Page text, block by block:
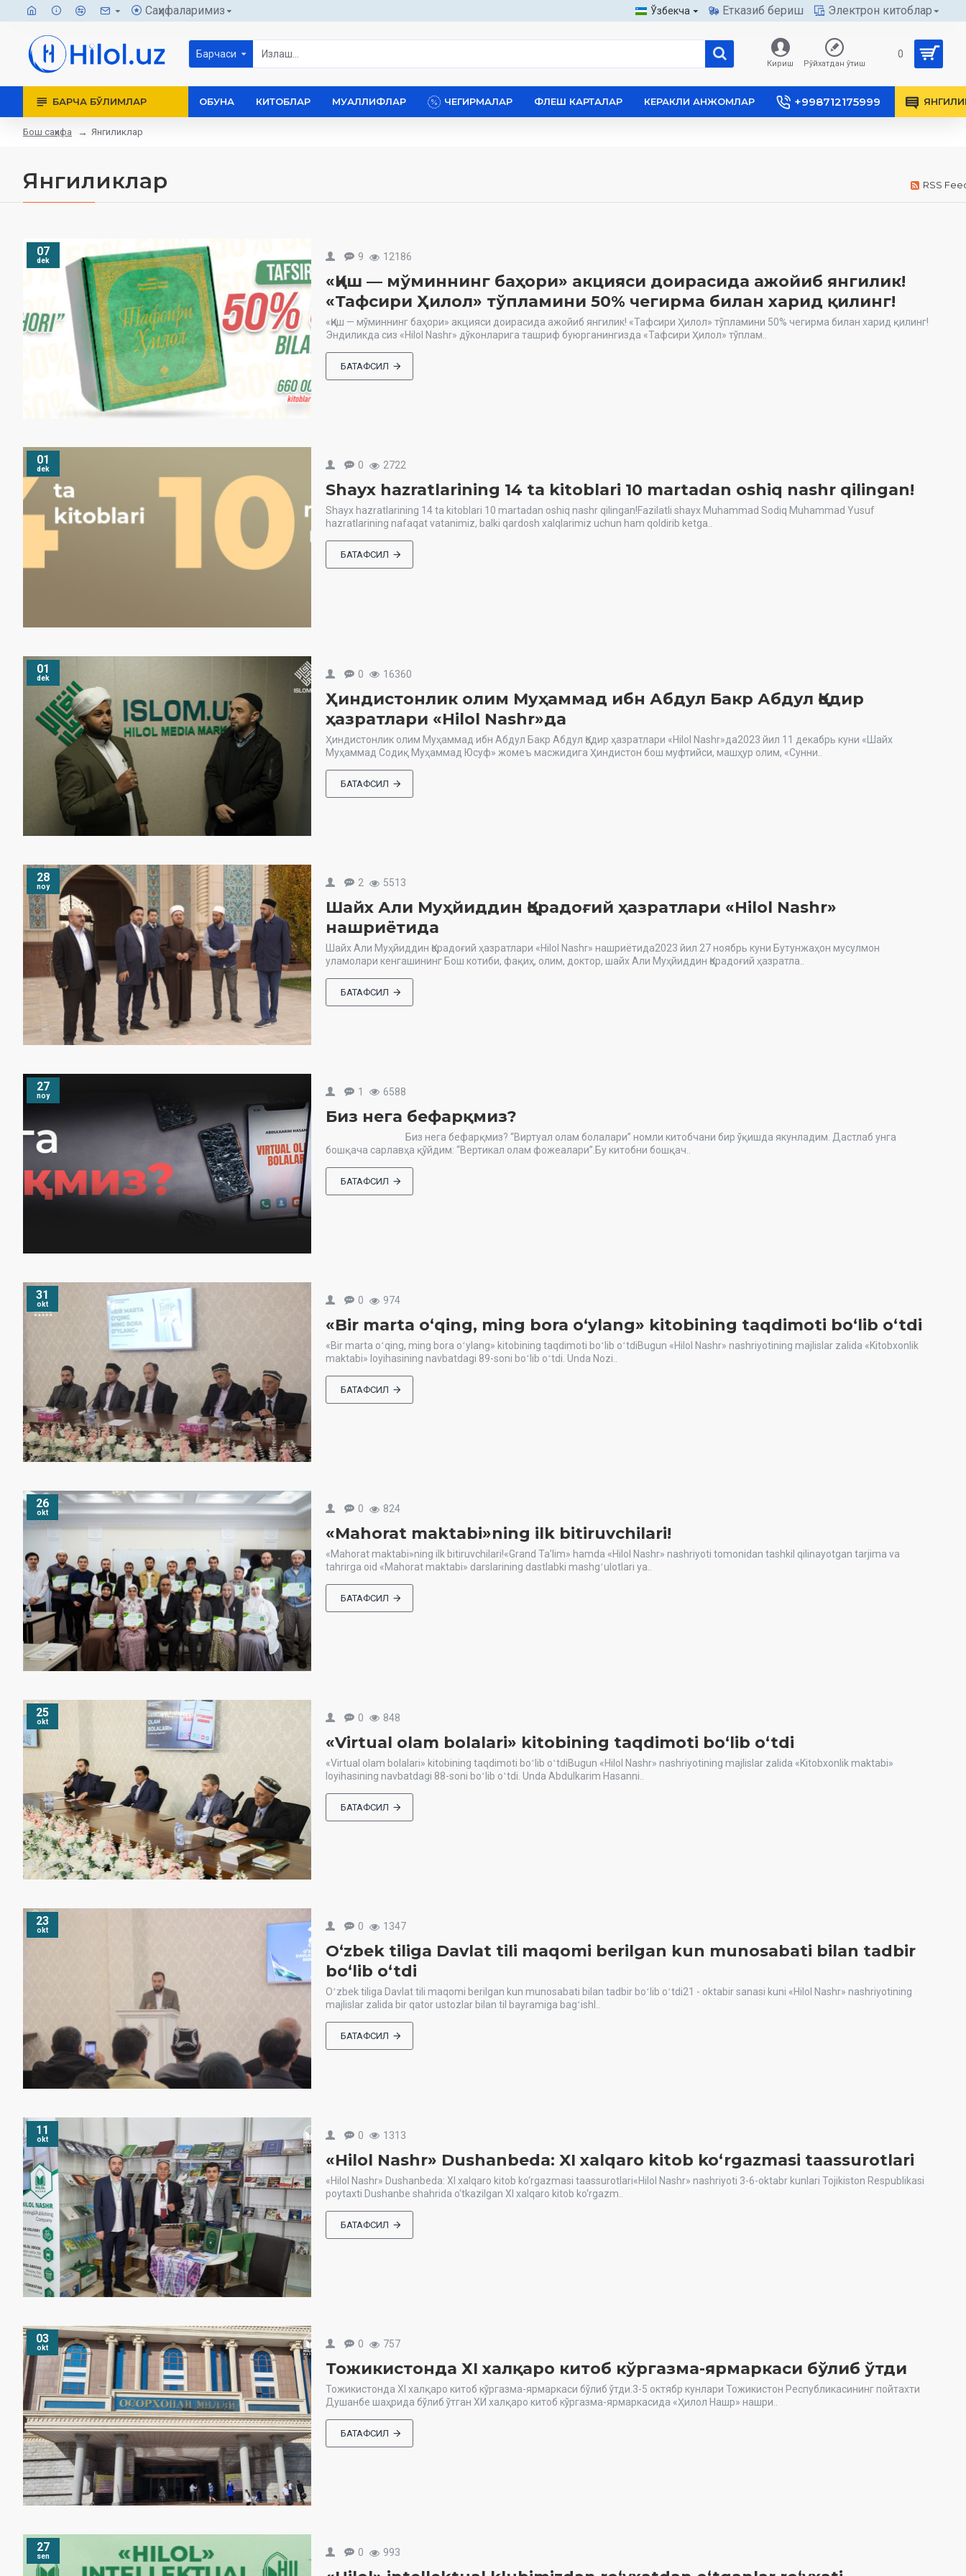
Саҳифаларимиз Ўзбекча Етказиб бериш Электрон китоблар
Барчаси
Кириш Рўйхатдан ўтиш
0
БАРЧА БЎЛИМЛАР ОБУНА КИТОБЛАР МУАЛЛИФЛАР ЧЕГИРМАЛАР ФЛЕШ КАРТАЛАР КЕРАКЛИ АНЖОМЛАР +998712175999
Бош саҳифа Янгиликлар
Янгиликлар RSS
07
dek 9 12186
«Қиш — мўминнинг баҳори» акцияси доирасида ажойиб янгилик!
«Тафсири Ҳилол» тўпламини 50% чегирма билан харид қилинг!
«Қиш — мўминнинг баҳори» акцияси доирасида ажойиб янгилик! «Тафсири Ҳилол» тўпламини 50% чегирма билан харид қилинг!
Эндиликда сиз «Hilol Nashr» дўконларига ташриф буюрганингизда «Тафсири Ҳилол» тўплам..
БАТАФСИЛ
01
dek 0 2722
Shayx hazratlarining 14 ta kitoblari 10 martadan oshiq nashr qilingan!
Shayx hazratlarining 14 ta kitoblari 10 martadan oshiq nashr qilingan!Fazilatli shayx Muhammad Sodiq Muhammad Yusuf
hazratlarining nafaqat vatanimiz, balki qardosh xalqlarimiz uchun ham qoldirib ketga..
БАТАФСИЛ
01
dek 0 16360
Ҳиндистонлик олим Муҳаммад ибн Абдул Бакр Абдул Қодир
ҳазратлари «Hilol Nashr»да
Ҳиндистонлик олим Муҳаммад ибн Абдул Бакр Абдул Қодир ҳазратлари «Hilol Nashr»да2023 йил 11 декабрь куни «Шайх
Муҳаммад Содиқ Муҳаммад Юсуф» жомеъ масжидига Ҳиндистон бош муфтийси, машҳур олим, «Сунни..
БАТАФСИЛ
28
noy 2 5513
Шайх Али Муҳйиддин Қорадоғий ҳазратлари «Hilol Nashr»
нашриётида
Шайх Али Муҳйиддин Қорадоғий ҳазратлари «Hilol Nashr» нашриётида2023 йил 27 ноябрь куни Бутунжаҳон мусулмон
уламолари кенгашининг Бош котиби, фақиҳ, олим, доктор, шайх Али Муҳйиддин Қорадоғий ҳазратла..
БАТАФСИЛ
27
noy 1 6588
Биз нега бефарқмиз?
Биз нега бефарқмиз? “Виртуал олам болалари” номли китобчани бир ўқишда якунладим. Дастлаб унга
бошқача сарлавҳа қўйдим: “Вертикал олам фожеалари”.Бу китобни бошқач..
БАТАФСИЛ
31
okt 0 974
«Bir marta oʻqing, ming bora oʻylang» kitobining taqdimoti boʻlib oʻtdi
«Bir marta oʻqing, ming bora oʻylang» kitobining taqdimoti boʻlib oʻtdiBugun «Hilol Nashr» nashriyotining majlislar zalida «Kitobxonlik
maktabi» loyihasining navbatdagi 89-soni boʻlib oʻtdi. Unda Nozi..
БАТАФСИЛ
26
okt 0 824
«Mahorat maktabi»ning ilk bitiruvchilari!
«Mahorat maktabi»ning ilk bitiruvchilari!«Grand Taʼlim» hamda «Hilol Nashr» nashriyoti tomonidan tashkil qilinayotgan tarjima va
tahrirga oid «Mahorat maktabi» darslarining dastlabki mashgʻulotlari ya..
БАТАФСИЛ
25
okt 0 848
«Virtual olam bolalari» kitobining taqdimoti boʻlib oʻtdi
«Virtual olam bolalari» kitobining taqdimoti boʻlib oʻtdiBugun «Hilol Nashr» nashriyotining majlislar zalida «Kitobxonlik maktabi»
loyihasining navbatdagi 88-soni boʻlib oʻtdi. Unda Abdulkarim Hasanni..
БАТАФСИЛ
23
okt 0 1347
Oʻzbek tiliga Davlat tili maqomi berilgan kun munosabati bilan tadbir
boʻlib oʻtdi
Oʻzbek tiliga Davlat tili maqomi berilgan kun munosabati bilan tadbir boʻlib oʻtdi21 - oktabir sanasi kuni «Hilol Nashr» nashriyotining
majlislar zalida bir qator ustozlar bilan til bayramiga bagʻishl..
БАТАФСИЛ
11
okt 0 1313
«Hilol Nashr» Dushanbeda: XI xalqaro kitob ko‘rgazmasi taassurotlari
«Hilol Nashr» Dushanbeda: XI xalqaro kitob ko‘rgazmasi taassurotlari«Hilol Nashr» nashriyoti 3-6-oktabr kunlari Tojikiston Respublikasi
poytaxti Dushanbe shahrida o‘tkazilgan XI xalqaro kitob ko‘rgazm..
БАТАФСИЛ
03
okt 0 757
Тожикистонда ХI халқаро китоб кўргазма-ярмаркаси бўлиб ўтди
Тожикистонда ХI халқаро китоб кўргазма-ярмаркаси бўлиб ўтди.3-5 октябр кунлари Тожикистон Республикасининг пойтахти
Душанбе шаҳрида бўлиб ўтган ХИ халқаро китоб кўргазма-ярмаркасида «Ҳилол Нашр» нашри..
БАТАФСИЛ
27
sen 0 993